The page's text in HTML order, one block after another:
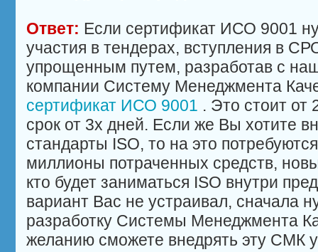
Ответ: Если сертификат ИСО 9001
участия в тендерах, вступления в
упрощенным путем, разработав с
компании Систему Менеджмента
сертификат ИСО 9001 . Это стоит от
срок от 3х дней. Если же Вы хотите
стандарты ISO, то на это
миллионы потраченных средств,
кто будет заниматься ISO внутри
вариант Вас не устраивал, сначала
разработку Системы Менеджмента
желанию сможете внедрять эту СМК